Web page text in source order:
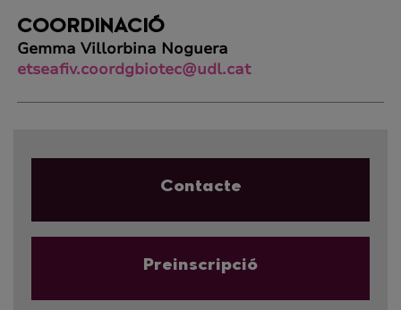
COORDINACIÓ
Gemma Villorbina Noguera
etseafiv.coordgbiotec@udl.cat
Contacte
Preinscripció